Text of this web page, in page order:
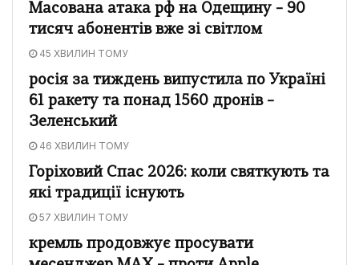
Масована атака рф на Одещину – 90
тисяч абонентів вже зі світлом
45 ХВИЛИН ТОМУ
росія за тиждень випустила по Україні
61 ракету та понад 1560 дронів –
Зеленський
46 ХВИЛИН ТОМУ
Горіховий Спас 2026: коли святкують та
які традиції існують
57 ХВИЛИН ТОМУ
кремль продовжує просувати